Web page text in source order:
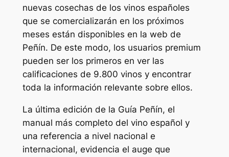
nuevas cosechas de los vinos españoles
que se comercializarán en los próximos
meses están disponibles en la web de
Peñín. De este modo, los usuarios premium
pueden ser los primeros en ver las
calificaciones de 9.800 vinos y encontrar
toda la información relevante sobre ellos.
La última edición de la Guía Peñín, el
manual más completo del vino español y
una referencia a nivel nacional e
internacional, evidencia el auge que